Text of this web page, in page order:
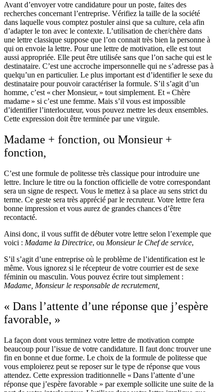
Avant d’envoyer votre candidature pour un poste, faites des
recherches concernant l’entreprise. Vérifiez la taille de la société
dans laquelle vous comptez postuler ainsi que sa culture, cela afin
d’adapter le ton avec le contexte. L’utilisation de cher/chère dans
une lettre classique suppose que l’on connait très bien la personne à
qui on envoie la lettre. Pour une lettre de motivation, elle est tout
aussi appropriée. Elle peut être utilisée sans que l’on sache qui est le
destinataire. C’est une accroche impersonnelle qui ne s’adresse pas à
quelqu’un en particulier. Le plus important est d’identifier le sexe du
destinataire pour pouvoir caractériser la formule. S’il s’agit d’un
homme, c’est « cher Monsieur, » tout simplement. Et « Chère
madame » si c’est une femme. Mais s’il vous est impossible
d’identifier l’interlocuteur, vous pouvez mettre les deux ensembles.
Cette expression doit être terminée par une virgule.
Madame + fonction, ou Monsieur +
fonction,
C’est une formule de politesse très classique pour introduire une
lettre. Inclure le titre ou la fonction officielle de votre correspondant
sera un signe de respect. Vous le mettez à sa place au sens strict du
terme. Ce geste sera très apprécié par le recruteur. Votre lettre fera
bonne impression et vous aurez de grandes chances d’être
recontacté.
Ainsi donc, il vous suffit de débuter votre lettre selon l’exemple que
voici : Madame la Directrice, ou Monsieur le Chef de service,
S’il s’agit d’une entreprise où le problème de l’identification est le
même. Vous ignorez si le récepteur de votre courrier est de sexe
féminin ou masculin. Vous pouvez écrire tout simplement :
Madame, Monsieur le responsable de recrutement,
« Dans l’attente d’une réponse que j’espère
favorable, »
La façon dont vous terminez votre lettre de motivation compte
beaucoup pour l’issue de votre candidature. Il faut donc trouver une
fin en bonne et due forme. Le choix de la formule de politesse que
vous emploierez peut se reposer sur le type de réponse que vous
attendez. Cette expression traditionnelle « Dans l’attente d’une
réponse que j’espère favorable » par exemple sollicite une suite de la